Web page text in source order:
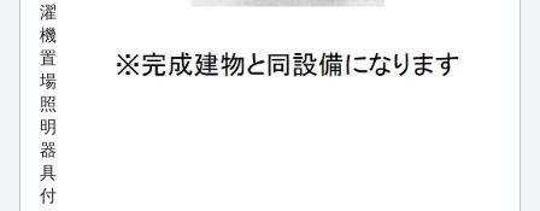
濯
機
置
場
照
明
器
具
付